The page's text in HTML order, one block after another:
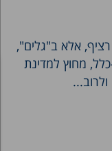
אלא ב"גלים",
מחוץ למדינת